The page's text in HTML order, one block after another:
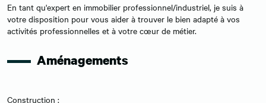
En tant qu'expert en immobilier professionnel/industriel, je suis à
votre disposition pour vous aider à trouver le bien adapté à vos
activités professionnelles et à votre cœur de métier.
Aménagements
Construction :